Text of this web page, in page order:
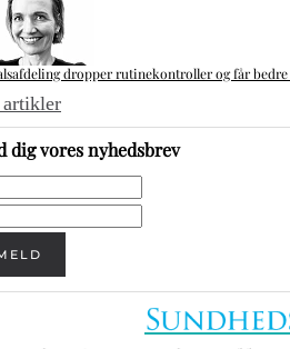
dropper rutinekontroller og får
artikler
dig vores nyhedsbrev